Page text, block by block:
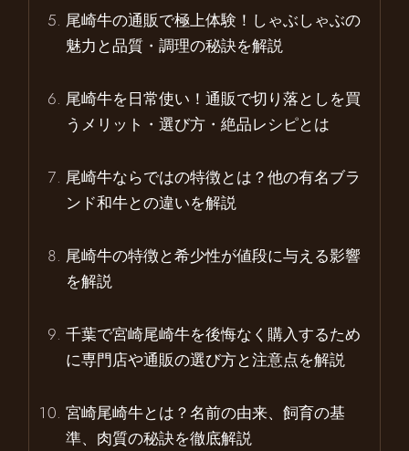
尾崎牛の通販で極上体験！しゃぶしゃぶの
魅力と品質・調理の秘訣を解説
尾崎牛を日常使い！通販で切り落としを買
うメリット・選び方・絶品レシピとは
尾崎牛ならではの特徴とは？他の有名ブラ
ンド和牛との違いを解説
尾崎牛の特徴と希少性が値段に与える影響
を解説
千葉で宮崎尾崎牛を後悔なく購入するため
に専門店や通販の選び方と注意点を解説
宮崎尾崎牛とは？名前の由来、飼育の基
準、肉質の秘訣を徹底解説